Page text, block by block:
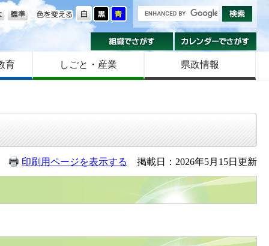
色を変える
大きさ
組織でさがす
育 しごと・産業 県政情報
印刷用ページを表示する 掲載日：2026年5月15日更新